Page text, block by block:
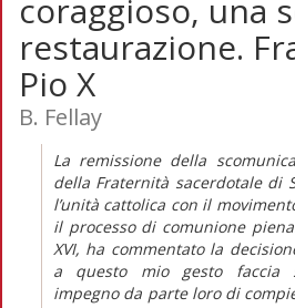
coraggioso, una
restaurazione.
Pio X
B. Fellay
La remissione della
della Fraternità sacerdotale di
l’unità cattolica con il
il processo di comunione
XVI, ha commentato la
a questo mio gesto faccia
impegno da parte loro di